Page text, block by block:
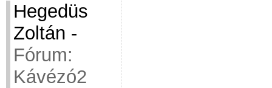
Hegedüs
Zoltán -
Fórum:
Kávézó2